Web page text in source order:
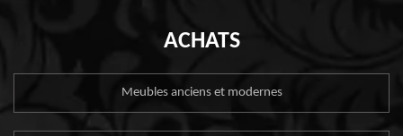
ACHATS
Meubles anciens et modernes